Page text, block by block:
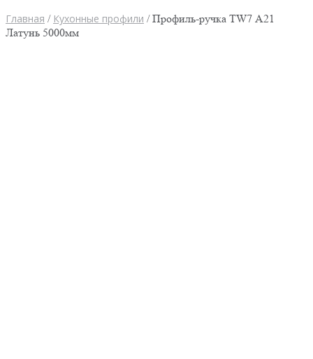
Главная / Кухонные профили / Профиль-ручка TW7 А21
Латунь 5000мм